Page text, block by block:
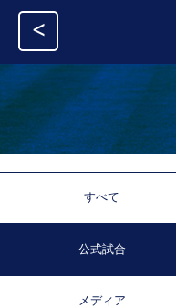
<
すべて
公式試合
メディア